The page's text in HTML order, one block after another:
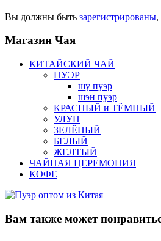
Вы должны быть зарегистрированы,
Магазин Чая
КИТАЙСКИЙ ЧАЙ
ПУЭР
шу пуэр
шэн пуэр
КРАСНЫЙ и ТЁМНЫЙ
УЛУН
ЗЕЛЁНЫЙ
БЕЛЫЙ
ЖЕЛТЫЙ
ЧАЙНАЯ ЦЕРЕМОНИЯ
КОФЕ
Вам также может